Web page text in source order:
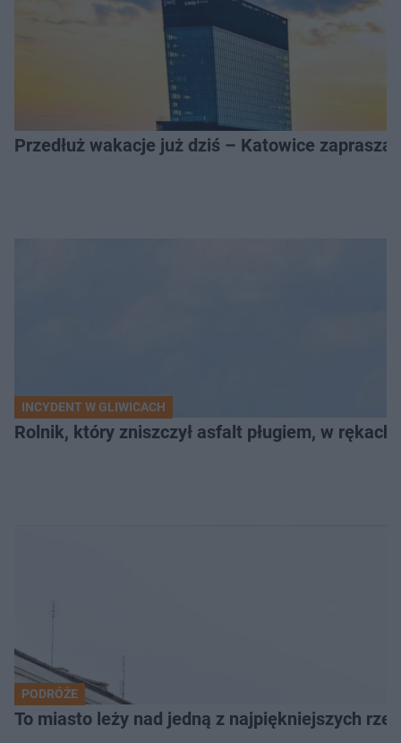
Przedłuż wakacje już dziś – Katowice
INCYDENT W GLIWICACH
Rolnik, który zniszczył asfalt pługiem, w
PODRÓŻE
To miasto leży nad jedną z najpiękniejszych